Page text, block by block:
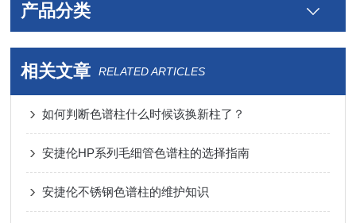
产品分类
相关文章 RELATED ARTICLES
如何判断色谱柱什么时候该换新柱了？
安捷伦HP系列毛细管色谱柱的选择指南
安捷伦不锈钢色谱柱的维护知识